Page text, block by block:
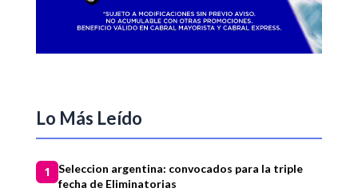
Lo Más Leído
1
Seleccion argentina: convocados para la triple
fecha de Eliminatorias